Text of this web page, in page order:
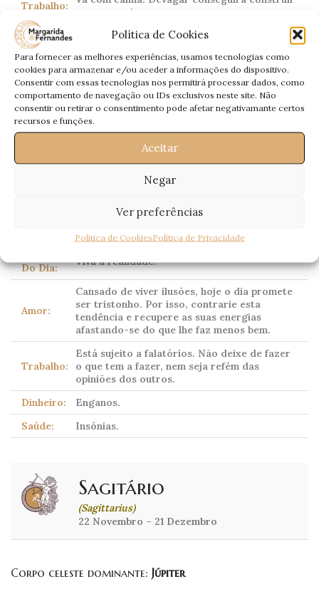
Política de Cookies
Para fornecer as melhores experiências, usamos tecnologias como
cookies para armazenar e/ou aceder a informações do dispositivo.
Consentir com essas tecnologias nos permitirá processar dados, como
comportamento de navegação ou IDs exclusivos neste site. Não
consentir ou retirar o consentimento pode afetar negativamante certos
recursos e funções.
Aceitar
Negar
Ver preferências
Política de CookiesPolítica de Privacidade
Trabalho:
a sua carreira.
Dinheiro:
Dificuldades nos recebimentos.
Saúde:
Dores de costas.
Escorpião
23 Outubro – 21 Novembro
Corpo celeste dominante: Plutão
(tradicionalmente
Do Dia:
Viva a realidade.
Amor:
Cansado de viver ilusões, hoje o dia promete
ser tristonho. Por isso, contrarie esta
tendência e recupere as suas energias
afastando-se do que lhe faz menos bem.
Trabalho:
Está sujeito a falatórios. Não deixe de fazer
o que tem a fazer, nem seja refém das
opiniões dos outros.
Dinheiro:
Enganos.
Saúde:
Insónias.
Sagitário
(Sagittarius)
22 Novembro – 21 Dezembro
Corpo celeste dominante: Júpiter